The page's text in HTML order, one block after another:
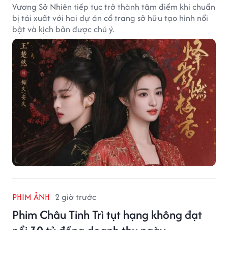
Vương Sở Nhiên tiếp tục trở thành tâm điểm khi chuẩn
bị tái xuất với hai dự án cổ trang sở hữu tạo hình nổi
bật và kịch bản được chú ý.
PHIM ẢNH 2 giờ trước
Phim Châu Tinh Trì tụt hạng không đạt
nổi 30 tỷ đồng doanh thu ngày